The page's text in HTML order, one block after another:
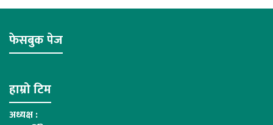
फेसबुक पेज
हाम्रो टिम
अध्यक्ष :